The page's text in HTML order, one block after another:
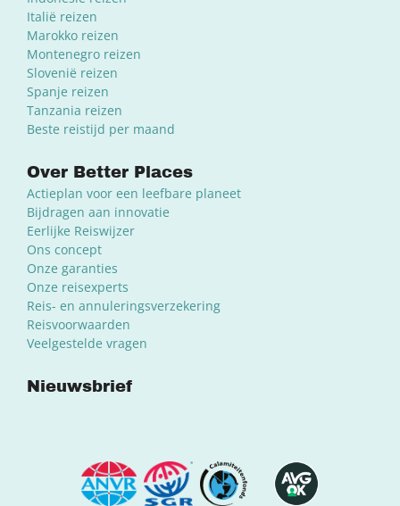
Italië reizen
Marokko reizen
Montenegro reizen
Slovenië reizen
Spanje reizen
Tanzania reizen
Beste reistijd per maand
Over Better Places
Actieplan voor een leefbare planeet
Bijdragen aan innovatie
Eerlijke Reiswijzer
Ons concept
Onze garanties
Onze reisexperts
Reis- en annuleringsverzekering
Reisvoorwaarden
Veelgestelde vragen
Nieuwsbrief